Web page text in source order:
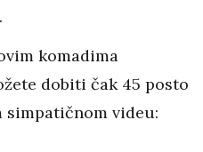
komadima
dobiti čak 45 posto
videu: